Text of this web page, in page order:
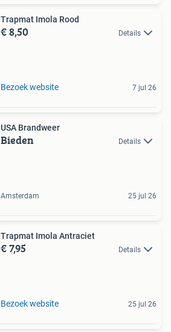
Trapmat Imola Rood
€ 8,50 Details
Bezoek website 7 jul 26
USA Brandweer
Bieden Details
Amsterdam 25 jul 26
Trapmat Imola Antraciet
€ 7,95 Details
Bezoek website 25 jul 26